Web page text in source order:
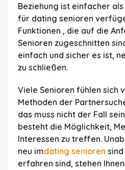
Beziehung ist einfacher
für dating senioren
Funktionen , die auf die
Senioren zugeschnitten
einfach und sicher es ist,
zu schließen.
Viele Senioren fühlen sich
Methoden der
das muss nicht der Fall
besteht die Möglichkeit,
Interessen zu treffen.
neu imdating senioren
erfahren sind, stehen